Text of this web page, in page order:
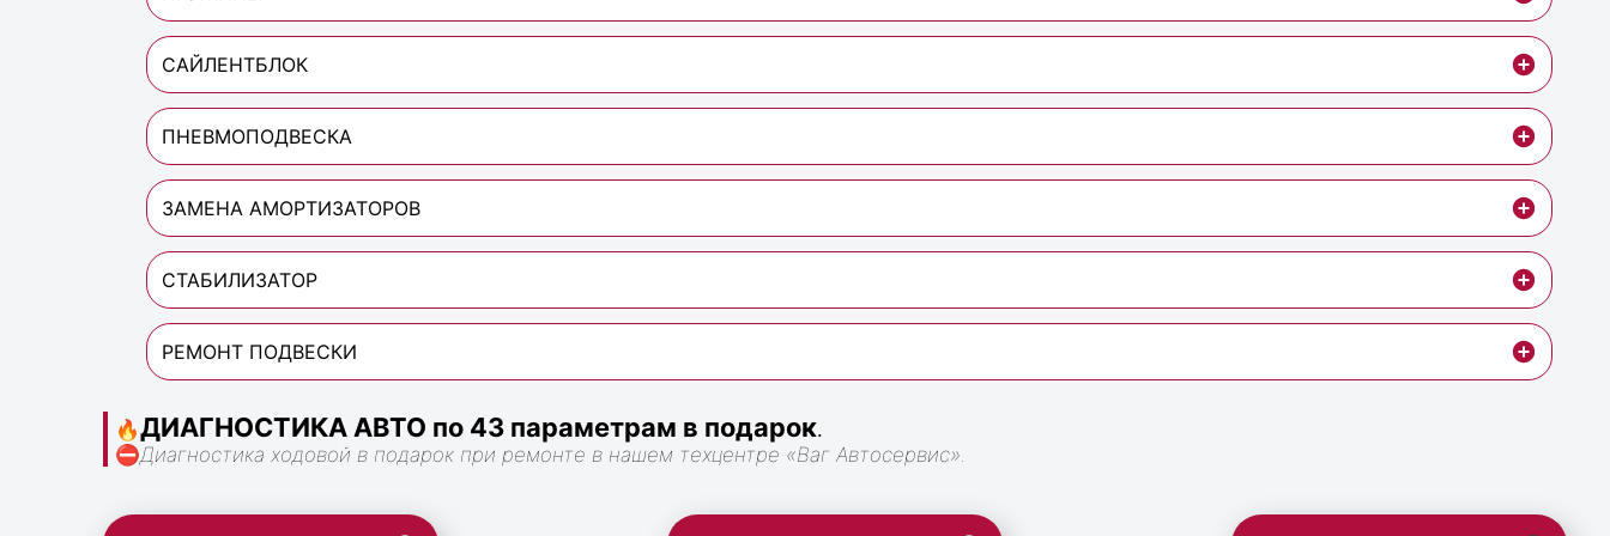
САЙЛЕНТБЛОК
ПНЕВМОПОДВЕСКА
ЗАМЕНА АМОРТИЗАТОРОВ
СТАБИЛИЗАТОР
РЕМОНТ ПОДВЕСКИ
🔥ДИАГНОСТИКА АВТО по 43 параметрам в подарок.
⛔Диагностика ходовой в подарок при ремонте в нашем техцентре «Ваг Автосервис».